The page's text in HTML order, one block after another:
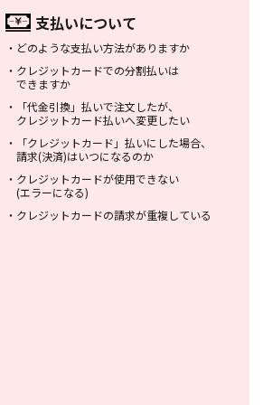
支払いについて
・ どのような支払い方法がありますか
・ クレジットカードでの分割払いは
できますか
・
「代金引換」払いで注文したが、
クレジットカード払いへ変更したい
・
「クレジットカード」払いにした場合、
請求(決済)はいつになるのか
・ クレジットカードが使用できない
(エラーになる)
・ クレジットカードの請求が重複している